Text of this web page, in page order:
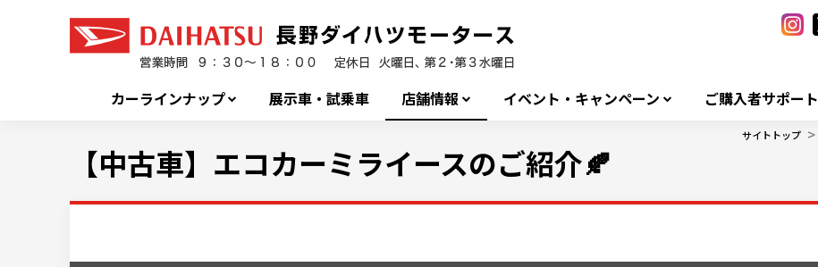
カーラインナップ 展示車・試乗車 店舗情報 イベント・キャンペーン ご購入者サポート
サイトトップ >
【中古車】エコカーミライースのご紹介🍂